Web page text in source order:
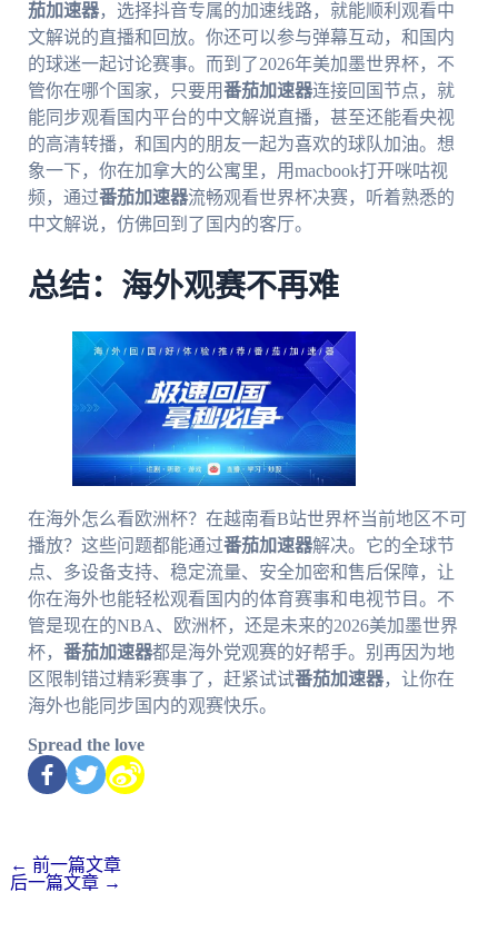
茄加速器，选择抖音专属的加速线路，就能顺利观看中
文解说的直播和回放。你还可以参与弹幕互动，和国内
的球迷一起讨论赛事。而到了2026年美加墨世界杯，不
管你在哪个国家，只要用番茄加速器连接回国节点，就
能同步观看国内平台的中文解说直播，甚至还能看央视
的高清转播，和国内的朋友一起为喜欢的球队加油。想
象一下，你在加拿大的公寓里，用macbook打开咪咕视
频，通过番茄加速器流畅观看世界杯决赛，听着熟悉的
中文解说，仿佛回到了国内的客厅。
总结：海外观赛不再难
在海外怎么看欧洲杯？在越南看B站世界杯当前地区不可
播放？这些问题都能通过番茄加速器解决。它的全球节
点、多设备支持、稳定流量、安全加密和售后保障，让
你在海外也能轻松观看国内的体育赛事和电视节目。不
管是现在的NBA、欧洲杯，还是未来的2026美加墨世界
杯， 番茄加速器都是海外党观赛的好帮手。别再因为地
区限制错过精彩赛事了，赶紧试试番茄加速器，让你在
海外也能同步国内的观赛快乐。
Spread the love
← 前一篇文章
后一篇文章 →